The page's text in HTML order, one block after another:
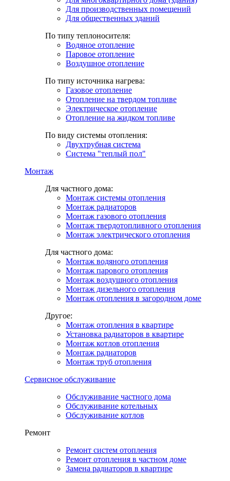
Для производственных помещений
Для общественных зданий
По типу теплоносителя:
Водяное отопление
Паровое отопление
Воздушное отопление
По типу источника нагрева:
Газовое отопление
Отопление на твердом топливе
Электрическое отопление
Отопление на жидком топливе
По виду системы отопления:
Двухтрубная система
Система "теплый пол"
Монтаж
Для частного дома:
Монтаж системы отопления
Монтаж радиаторов
Монтаж газового отопления
Монтаж твердотопливного отопления
Монтаж электрического отопления
Для частного дома:
Монтаж водяного отопления
Монтаж парового отопления
Монтаж воздушного отопления
Монтаж дизельного отопления
Монтаж отопления в загородном доме
Другое:
Монтаж отопления в квартире
Установка радиаторов в квартире
Монтаж котлов отопления
Монтаж радиаторов
Монтаж труб отопления
Сервисное обслуживание
Обслуживание частного дома
Обслуживание котельных
Обслуживание котлов
Ремонт
Ремонт систем отопления
Ремонт отопления в частном доме
Замена радиаторов в квартире